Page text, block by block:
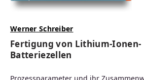
Werner Schreiber
Fertigung von Lithium-Ionen-
Batteriezellen